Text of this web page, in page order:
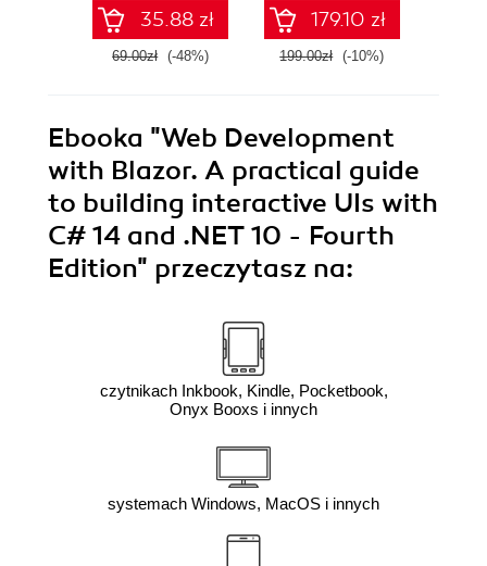
35.88 zł
69.00zł (-48%)
179.10 zł
199.00zł (-10%)
Ebooka "Web Development
with Blazor. A practical guide
to building interactive UIs with
C# 14 and .NET 10 - Fourth
Edition" przeczytasz na:
czytnikach Inkbook, Kindle, Pocketbook,
Onyx Booxs i innych
systemach Windows, MacOS i innych